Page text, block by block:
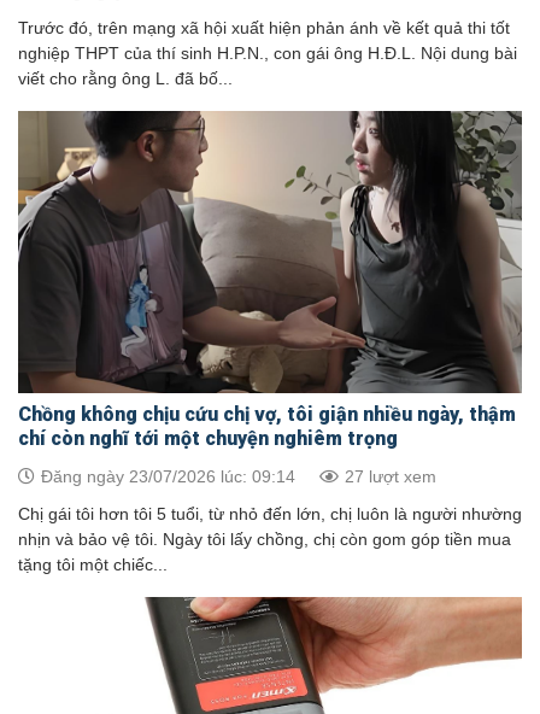
Trước đó, trên mạng xã hội xuất hiện phản ánh về kết quả thi tốt
nghiệp THPT của thí sinh H.P.N., con gái ông H.Đ.L. Nội dung bài
viết cho rằng ông L. đã bố...
Chồng không chịu cứu chị vợ, tôi giận nhiều ngày, thậm
chí còn nghĩ tới một chuyện nghiêm trọng
Đăng ngày 23/07/2026 lúc: 09:14 27 lượt xem
Chị gái tôi hơn tôi 5 tuổi, từ nhỏ đến lớn, chị luôn là người nhường
nhịn và bảo vệ tôi. Ngày tôi lấy chồng, chị còn gom góp tiền mua
tặng tôi một chiếc...